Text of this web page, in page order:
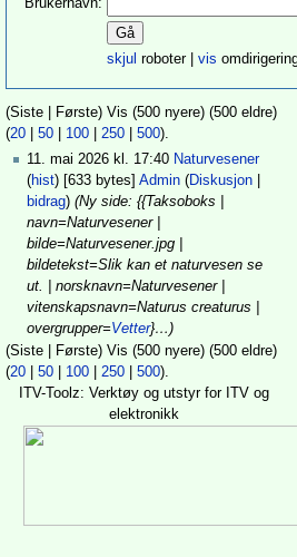
Brukernavn:
skjul roboter |vis
(Siste | Første) Vis (500 nyere) (500 eldre)
(20 |50 100 |250 |500).
11. mai 2026 kl. 17:40 ‎ Naturvesener
(hist) ‎[633 bytes] ‎Admin (Diskusjon
bidrag) (Ny side: {{Taksoboks |
navn=Naturvesener |
bilde=Naturvesener.jpg |
bildetekst=Slik kan et naturvesen se
ut. | norsknavn=Naturvesener |
vitenskapsnavn=Naturus creaturus |
overgrupper=Vetter}…)
(Siste | Første) Vis (500 nyere) (500 eldre)
(20 |50 100 |250 |500).
ITV-Toolz: Verktøy og utstyr for ITV og
elektronikk